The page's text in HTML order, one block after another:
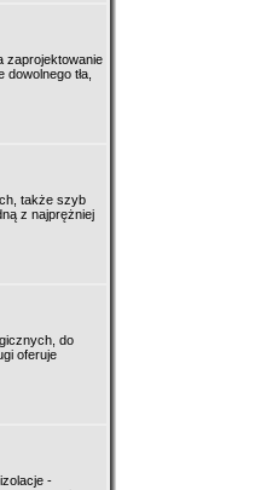
zaprojektowanie
tła,
także szyb
z najprężniej
do
oferuje
-